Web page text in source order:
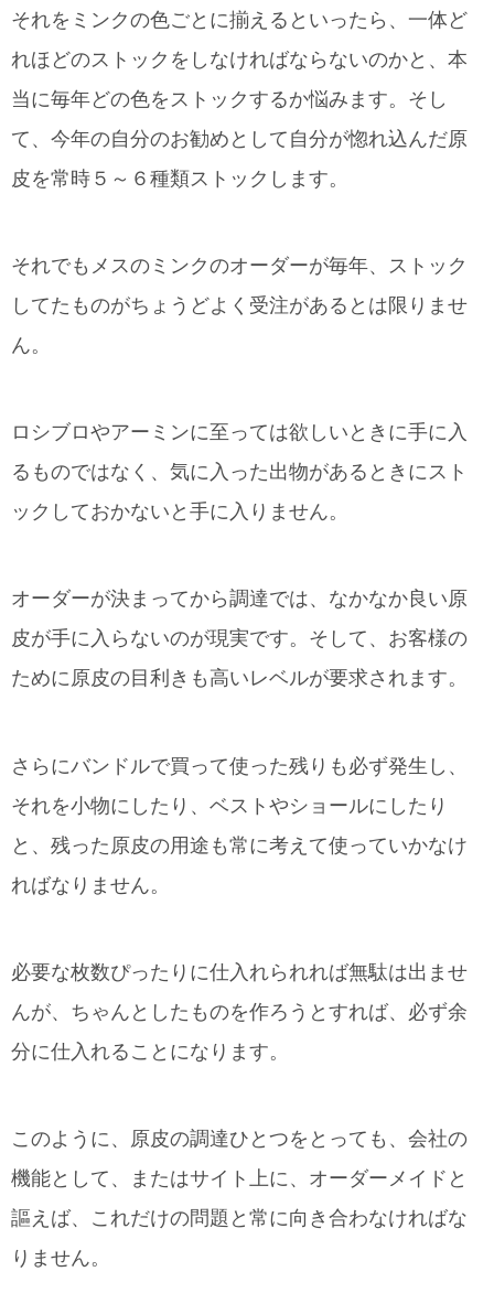
それをミンクの色ごとに揃えるといったら、一体ど
れほどのストックをしなければならないのかと、本
当に毎年どの色をストックするか悩みます。そし
て、今年の自分のお勧めとして自分が惚れ込んだ原
皮を常時５～６種類ストックします。
それでもメスのミンクのオーダーが毎年、ストック
してたものがちょうどよく受注があるとは限りませ
ん。
ロシブロやアーミンに至っては欲しいときに手に入
るものではなく、気に入った出物があるときにスト
ックしておかないと手に入りません。
オーダーが決まってから調達では、なかなか良い原
皮が手に入らないのが現実です。そして、お客様の
ために原皮の目利きも高いレベルが要求されます。
さらにバンドルで買って使った残りも必ず発生し、
それを小物にしたり、ベストやショールにしたり
と、残った原皮の用途も常に考えて使っていかなけ
ればなりません。
必要な枚数ぴったりに仕入れられれば無駄は出ませ
んが、ちゃんとしたものを作ろうとすれば、必ず余
分に仕入れることになります。
このように、原皮の調達ひとつをとっても、会社の
機能として、またはサイト上に、オーダーメイドと
謳えば、これだけの問題と常に向き合わなければな
りません。